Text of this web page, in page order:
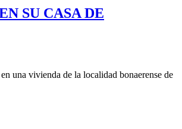
SU CASA DE
una vivienda de la localidad bonaerense de